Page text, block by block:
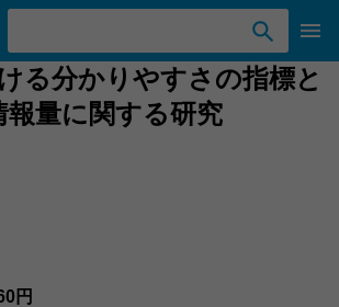
る分かりやすさの指標と
報量に関する研究
円